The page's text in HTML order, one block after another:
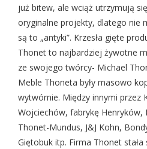
już bitew, ale wciąż utrzymują
oryginalne projekty, dlatego nie
są to „antyki”. Krzesła gięte
Thonet to najbardziej żywotne
ze swojego twórcy- Michael
Meble Thoneta były masowo
wytwórnie. Między innymi przez
Wojciechów, fabrykę Henryków,
Thonet-Mundus, J&J Kohn,
Giętobuk itp. Firma Thonet